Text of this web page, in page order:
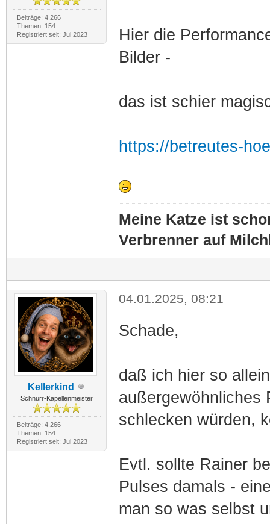
Beiträge: 4.266
Themen: 154
Registriert seit: Jul 2023
Hier die
Bilder -
das ist schier
https://betreutes-
Meine Katze ist
Verbrenner auf
Kellerkind
Schnurr-Kapellenmeister
Beiträge: 4.266
Themen: 154
Registriert seit: Jul 2023
04.01.2025, 08:21
Schade,
daß ich hier so
außergewöhnliches
schlecken würden,
Evtl. sollte Rainer
Pulses damals -
man so was selbst